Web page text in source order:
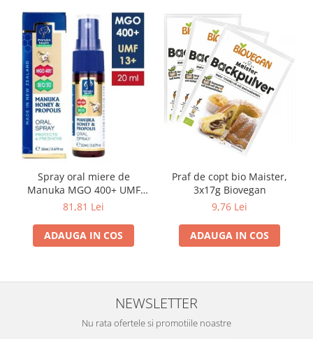
Spray oral miere de
Manuka MGO 400+ UMF
13+ cu Propolis (20ml)
81,81 Lei
ADAUGA IN COS
Praf de copt bio Maister,
3x17g Biovegan
9,76 Lei
ADAUGA IN COS
NEWSLETTER
Nu rata ofertele si promotiile noastre